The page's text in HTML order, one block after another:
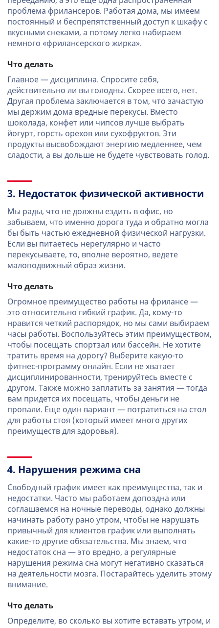
проблема фрилансеров. Работая дома, мы имеем
постоянный и беспрепятственный доступ к шкафу с
вкусными снеками, а потому легко набираем
немного «фрилансерского жирка».
Что делать
Главное — дисциплина. Спросите себя,
действительно ли вы голодны. Скорее всего, нет.
Другая проблема заключается в том, что зачастую
мы держим дома вредные перекусы. Вместо
шоколада, конфет или чипсов лучше выбрать
йогурт, горсть орехов или сухофруктов. Эти
продукты высвобождают энергию медленнее, чем
сладости, а вы дольше не будете чувствовать голод.
3. Недостаток физической активности
Мы рады, что не должны ездить в офис, но
забываем, что именно дорога туда и обратно могла
бы быть частью ежедневной физической нагрузки.
Если вы питаетесь нерегулярно и часто
перекусываете, то, вполне вероятно, ведете
малоподвижный образ жизни.
Что делать
Огромное преимущество работы на фрилансе —
это относительно гибкий график. Да, кому-то
нравится четкий распорядок, но мы сами выбираем
часы работы. Воспользуйтесь этим преимуществом,
чтобы посещать спортзал или бассейн. Не хотите
тратить время на дорогу? Выберите какую-то
фитнес-программу онлайн. Если не хватает
дисциплинированности, тренируйтесь вместе с
другом. Также можно заплатить за занятия — тогда
вам придется их посещать, чтобы деньги не
пропали. Еще один вариант — потратиться на стол
для работы стоя (который имеет много других
преимуществ для здоровья).
4. Нарушения режима сна
Свободный график имеет как преимущества, так и
недостатки. Часто мы работаем допоздна или
соглашаемся на ночные переводы, однако должны
начинать работу рано утром, чтобы не нарушать
привычный для клиентов график или выполнять
какие-то другие обязательства. Мы знаем, что
недостаток сна — это вредно, а регулярные
нарушения режима сна могут негативно сказаться
на деятельности мозга. Постарайтесь уделить этому
внимание.
Что делать
Определите, во сколько вы хотите вставать утром, и